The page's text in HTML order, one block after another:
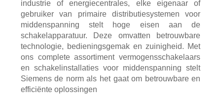
industrie of energiecentrales, elke eigenaar of
gebruiker van primaire distributiesystemen voor
middenspanning stelt hoge eisen aan de
schakelapparatuur. Deze omvatten betrouwbare
technologie, bedieningsgemak en zuinigheid. Met
ons complete assortiment vermogensschakelaars
en schakelinstallaties voor middenspanning stelt
Siemens de norm als het gaat om betrouwbare en
efficiënte oplossingen